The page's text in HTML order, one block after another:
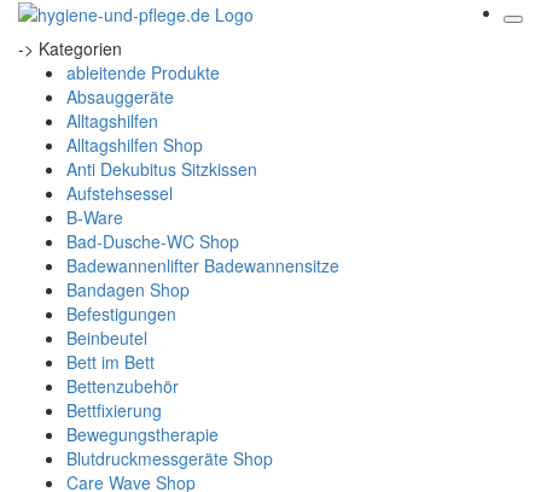
-> Kategorien
ableitende Produkte
Absauggeräte
Alltagshilfen
Alltagshilfen Shop
Anti Dekubitus Sitzkissen
Aufstehsessel
B-Ware
Bad-Dusche-WC Shop
Badewannenlifter Badewannensitze
Bandagen Shop
Befestigungen
Beinbeutel
Bett im Bett
Bettenzubehör
Bettfixierung
Bewegungstherapie
Blutdruckmessgeräte Shop
Care Wave Shop